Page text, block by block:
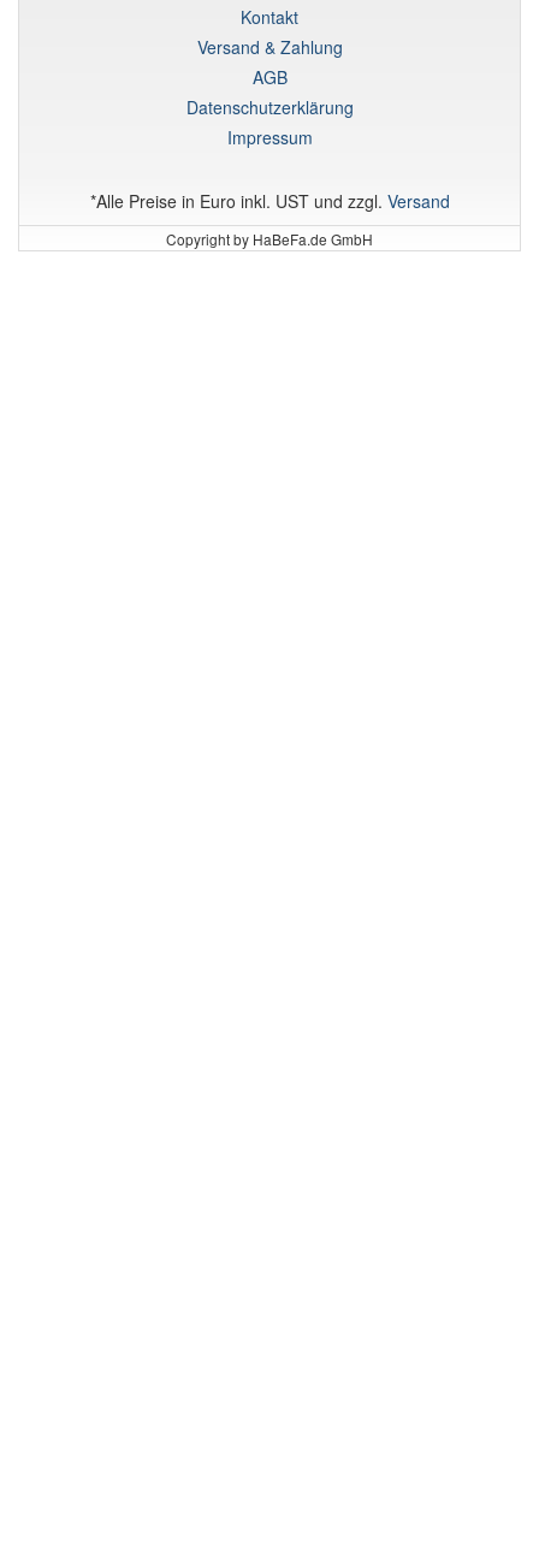
Kontakt
Versand & Zahlung
AGB
Datenschutzerklärung
Impressum
*Alle Preise in Euro inkl. UST und zzgl. Versand
Copyright by HaBeFa.de GmbH